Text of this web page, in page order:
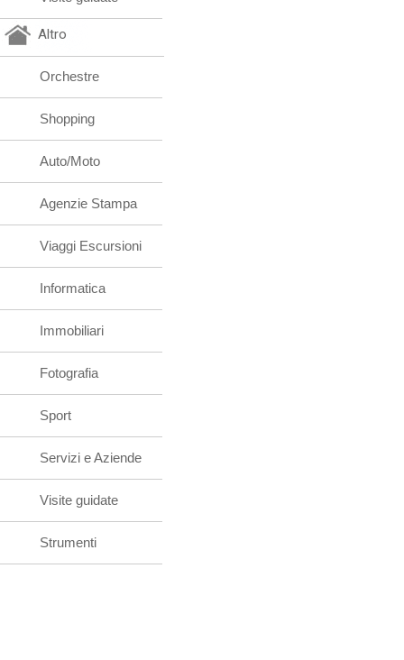
Altro
Orchestre
Shopping
Auto/Moto
Agenzie Stampa
Viaggi Escursioni
Informatica
Immobiliari
Fotografia
Sport
Servizi e Aziende
Visite guidate
Strumenti